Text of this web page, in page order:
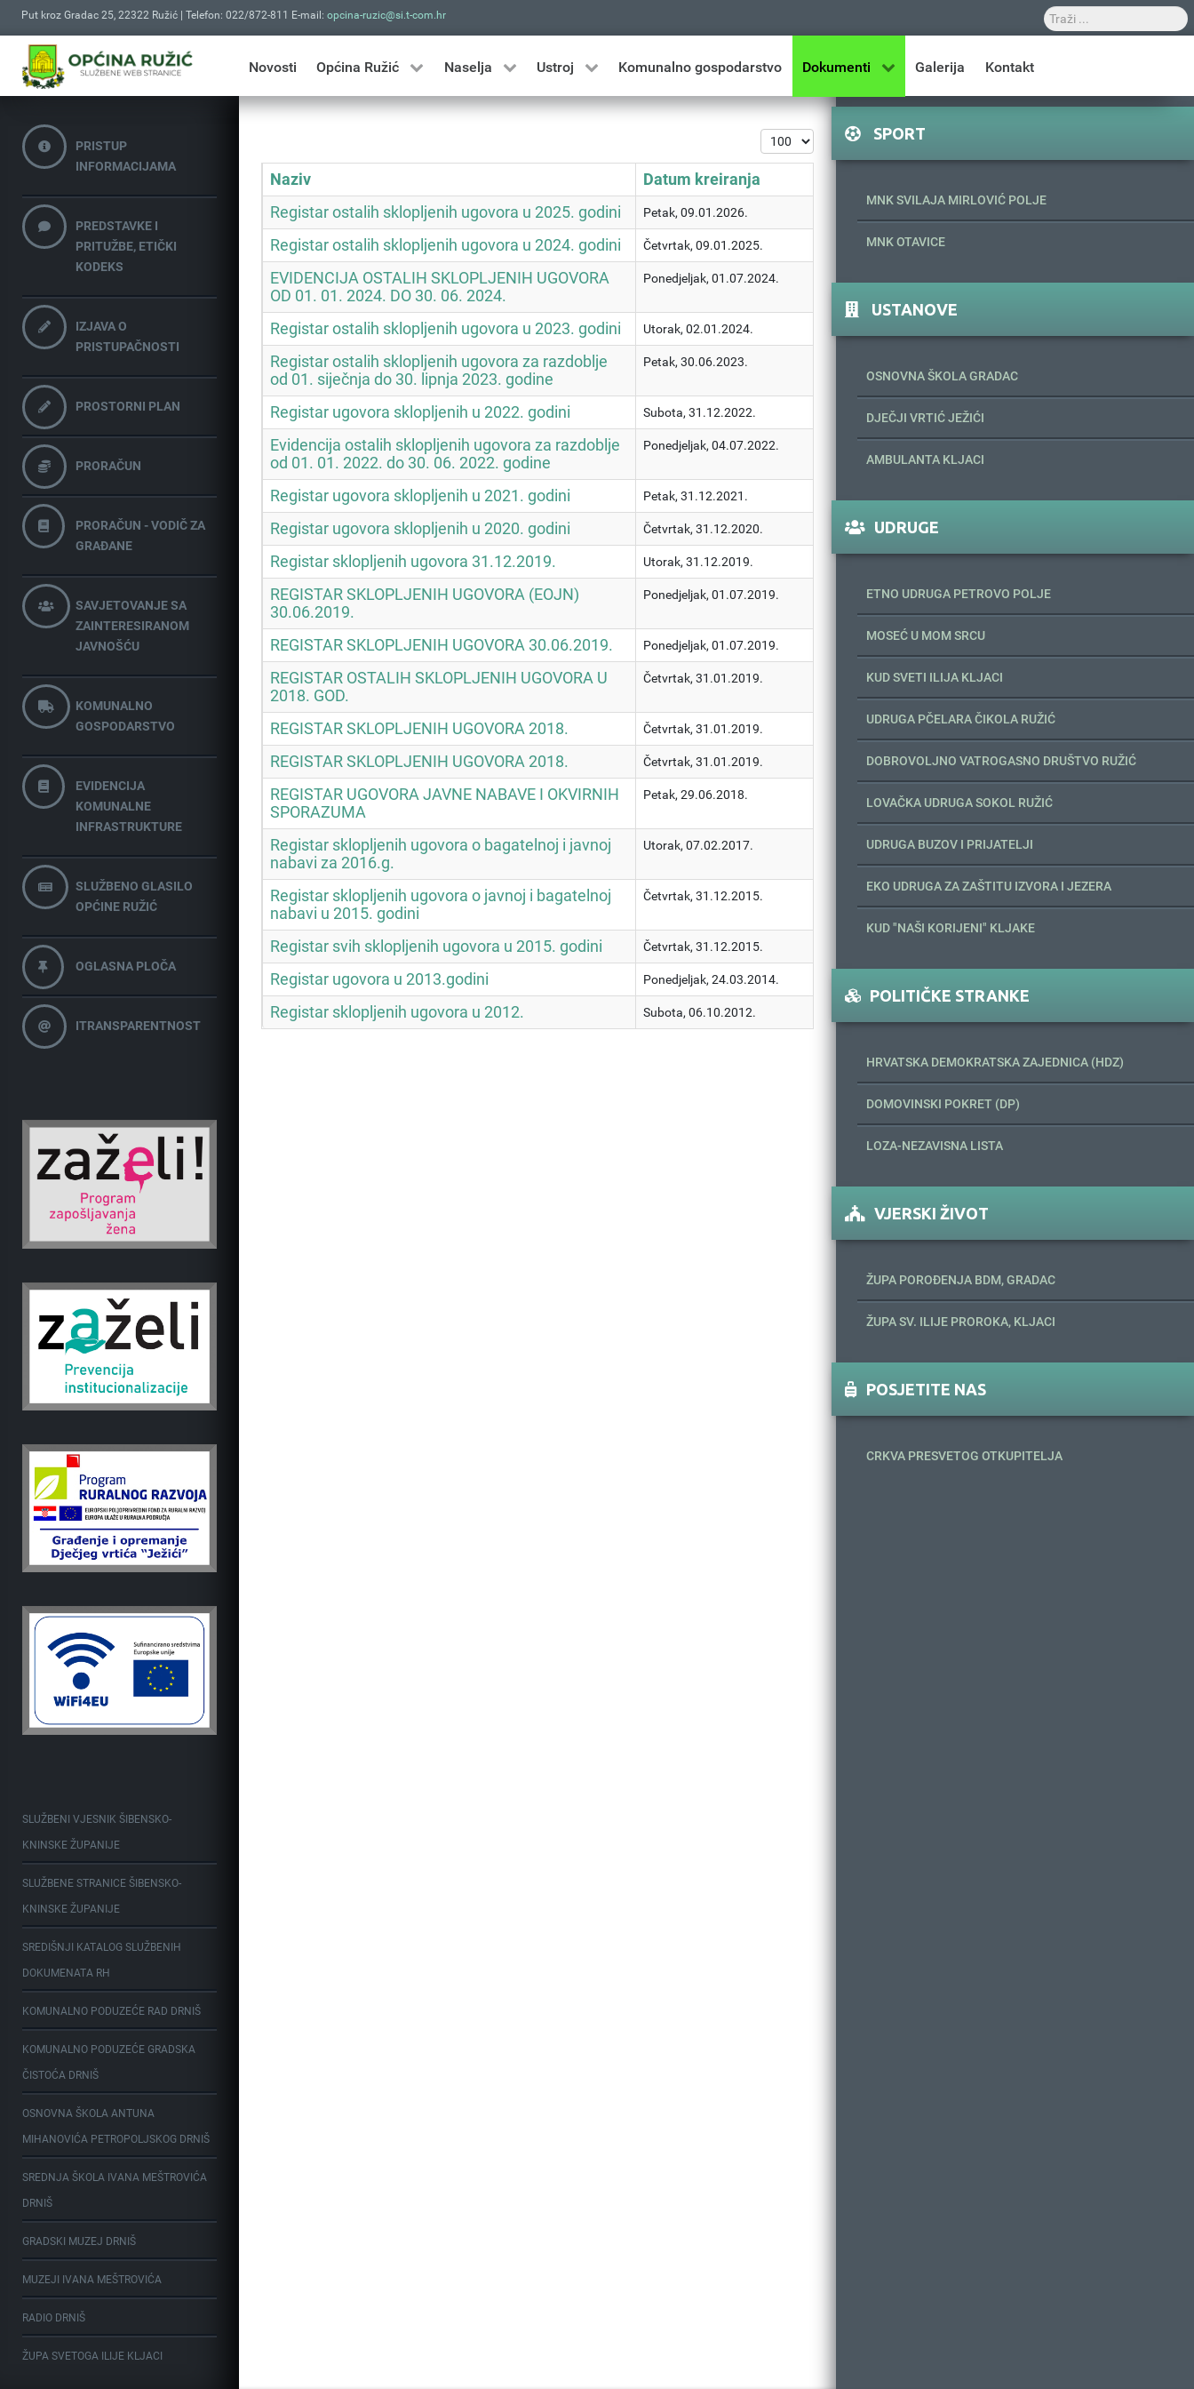
Put kroz Gradac 25, 22322 Ružić | Telefon: 022/872-811 E-mail: opcina-ruzic@si.t-com.hr
Novosti Općina Ružić Naselja Ustroj Komunalno gospodarstvo Dokumenti Galerija Kontakt
PRISTUP
INFORMACIJAMA
PREDSTAVKE I
PRITUŽBE, ETIČKI
KODEKS
IZJAVA O
PRISTUPAČNOSTI
PROSTORNI PLAN
PRORAČUN
PRORAČUN - VODIČ ZA
GRAĐANE
SAVJETOVANJE SA
ZAINTERESIRANOM
JAVNOŠĆU
KOMUNALNO
GOSPODARSTVO
EVIDENCIJA
KOMUNALNE
INFRASTRUKTURE
SLUŽBENO GLASILO
OPĆINE RUŽIĆ
OGLASNA PLOČA
ITRANSPARENTNOST
SLUŽBENI VJESNIK ŠIBENSKO-
KNINSKE ŽUPANIJE
SLUŽBENE STRANICE ŠIBENSKO-
KNINSKE ŽUPANIJE
SREDIŠNJI KATALOG SLUŽBENIH
DOKUMENATA RH
KOMUNALNO PODUZEĆE RAD DRNIŠ
KOMUNALNO PODUZEĆE GRADSKA
ČISTOĆA DRNIŠ
OSNOVNA ŠKOLA ANTUNA
MIHANOVIĆA PETROPOLJSKOG DRNIŠ
SREDNJA ŠKOLA IVANA MEŠTROVIĆA
DRNIŠ
GRADSKI MUZEJ DRNIŠ
MUZEJI IVANA MEŠTROVIĆA
RADIO DRNIŠ
ŽUPA SVETOGA ILIJE KLJACI
Prikaz #
Naziv
Datum kreiranja
Registar ostalih sklopljenih ugovora u 2025. godini
Petak, 09.01.2026.
Registar ostalih sklopljenih ugovora u 2024. godini Četvrtak, 09.01.2025.
EVIDENCIJA OSTALIH SKLOPLJENIH UGOVORA
OD 01. 01. 2024. DO 30. 06. 2024.
Ponedjeljak, 01.07.2024.
Registar ostalih sklopljenih ugovora u 2023. godini Utorak, 02.01.2024.
Registar ostalih sklopljenih ugovora za razdoblje
od 01. siječnja do 30. lipnja 2023. godine
Petak, 30.06.2023.
Registar ugovora sklopljenih u 2022. godini Subota, 31.12.2022.
Evidencija ostalih sklopljenih ugovora za razdoblje
od 01. 01. 2022. do 30. 06. 2022. godine
Ponedjeljak, 04.07.2022.
Registar ugovora sklopljenih u 2021. godini Petak, 31.12.2021.
Registar ugovora sklopljenih u 2020. godini Četvrtak, 31.12.2020.
Registar sklopljenih ugovora 31.12.2019. Utorak, 31.12.2019.
REGISTAR SKLOPLJENIH UGOVORA (EOJN)
30.06.2019.
Ponedjeljak, 01.07.2019.
REGISTAR SKLOPLJENIH UGOVORA 30.06.2019. Ponedjeljak, 01.07.2019.
REGISTAR OSTALIH SKLOPLJENIH UGOVORA U
2018. GOD.
Četvrtak, 31.01.2019.
REGISTAR SKLOPLJENIH UGOVORA 2018. Četvrtak, 31.01.2019.
REGISTAR SKLOPLJENIH UGOVORA 2018. Četvrtak, 31.01.2019.
REGISTAR UGOVORA JAVNE NABAVE I OKVIRNIH
SPORAZUMA
Petak, 29.06.2018.
Registar sklopljenih ugovora o bagatelnoj i javnoj
nabavi za 2016.g.
Utorak, 07.02.2017.
Registar sklopljenih ugovora o javnoj i bagatelnoj
nabavi u 2015. godini
Četvrtak, 31.12.2015.
Registar svih sklopljenih ugovora u 2015. godini Četvrtak, 31.12.2015.
Registar ugovora u 2013.godini Ponedjeljak, 24.03.2014.
Registar sklopljenih ugovora u 2012. Subota, 06.10.2012.
SPORT
MNK SVILAJA MIRLOVIĆ POLJE
MNK OTAVICE
USTANOVE
OSNOVNA ŠKOLA GRADAC
DJEČJI VRTIĆ JEŽIĆI
AMBULANTA KLJACI
UDRUGE
ETNO UDRUGA PETROVO POLJE
MOSEĆ U MOM SRCU
KUD SVETI ILIJA KLJACI
UDRUGA PČELARA ČIKOLA RUŽIĆ
DOBROVOLJNO VATROGASNO DRUŠTVO RUŽIĆ
LOVAČKA UDRUGA SOKOL RUŽIĆ
UDRUGA BUZOV I PRIJATELJI
EKO UDRUGA ZA ZAŠTITU IZVORA I JEZERA
KUD "NAŠI KORIJENI" KLJAKE
POLITIČKE STRANKE
HRVATSKA DEMOKRATSKA ZAJEDNICA (HDZ)
DOMOVINSKI POKRET (DP)
LOZA-NEZAVISNA LISTA
VJERSKI ŽIVOT
ŽUPA POROĐENJA BDM, GRADAC
ŽUPA SV. ILIJE PROROKA, KLJACI
POSJETITE NAS
CRKVA PRESVETOG OTKUPITELJA